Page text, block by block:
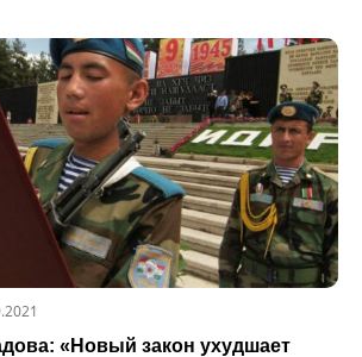
«Новый закон ухудшает